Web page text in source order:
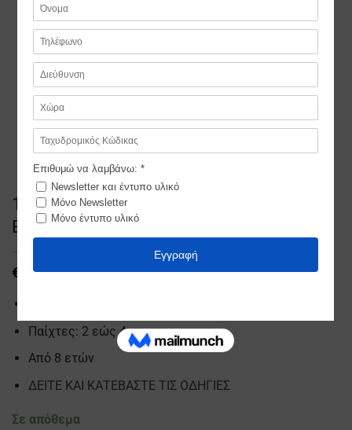
1821 Η ΜΕΓΑΛΗ ΕΠΑΝΑΣΤΑΣΗ
ΕΠΙΤΡΑΠΕΖΙΟ ΠΑΙΧΝΙΔΙ
€ 19,99
Παίχτες: 2 εώς 4
Από 8 ετών
ΔΕΙΤΕ ΚΑΙ ΚΑΤΕΒΑΣΤΕ ΤΙΣ ΟΔΗΓΙΕΣ
Σε απόθεμα